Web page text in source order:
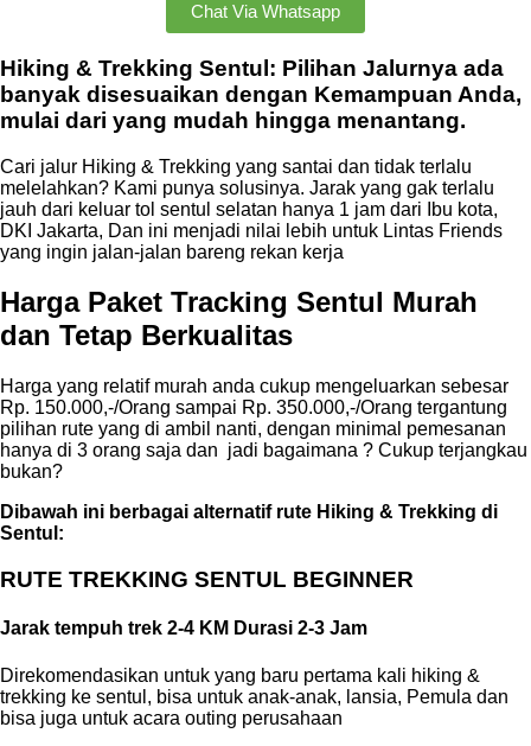
Chat Via Whatsapp
Hiking & Trekking Sentul: Pilihan Jalurnya ada
banyak disesuaikan dengan Kemampuan Anda,
mulai dari yang mudah hingga menantang.
Cari jalur Hiking & Trekking yang santai dan tidak terlalu
melelahkan? Kami punya solusinya. Jarak yang gak terlalu
jauh dari keluar tol sentul selatan hanya 1 jam dari Ibu kota,
DKI Jakarta, Dan ini menjadi nilai lebih untuk Lintas Friends
yang ingin jalan-jalan bareng rekan kerja
Harga Paket Tracking Sentul Murah
dan Tetap Berkualitas
Harga yang relatif murah anda cukup mengeluarkan sebesar
Rp. 150.000,-/Orang sampai Rp. 350.000,-/Orang tergantung
pilihan rute yang di ambil nanti, dengan minimal pemesanan
hanya di 3 orang saja dan jadi bagaimana ? Cukup terjangkau
bukan?
Dibawah ini berbagai alternatif rute Hiking & Trekking di
Sentul:
RUTE TREKKING SENTUL BEGINNER
Jarak tempuh trek 2-4 KM Durasi 2-3 Jam
Direkomendasikan untuk yang baru pertama kali hiking &
trekking ke sentul, bisa untuk anak-anak, lansia, Pemula dan
bisa juga untuk acara outing perusahaan